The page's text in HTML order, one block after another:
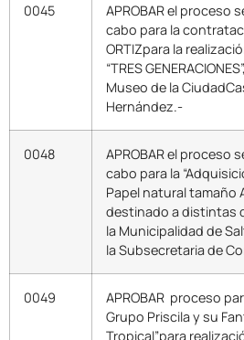
0045
APROBAR el proceso
cabo para la
ORTIZpara la
“TRES
Museo de la
Hernández.-
0048
APROBAR el proceso
cabo para la
Papel natural tamaño
destinado a distintas
la Municipalidad de
la Subsecretaria de
0049
APROBAR proceso
Grupo Priscila y su
Tropical”para